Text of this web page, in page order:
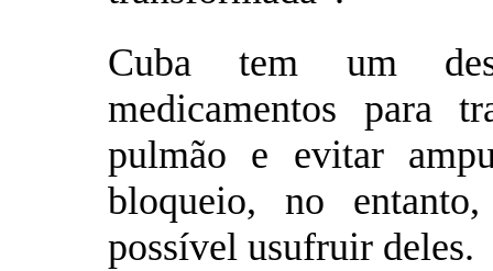
Cuba tem um
medicamentos para
pulmão e evitar
bloqueio, no
possível usufruir deles.